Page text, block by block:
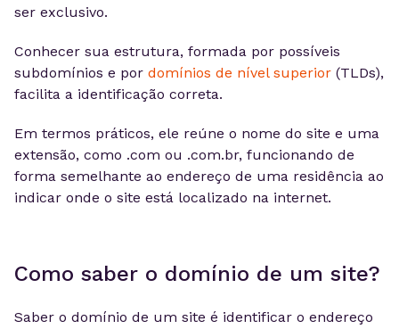
ser exclusivo.
Conhecer sua estrutura, formada por possíveis
subdomínios e por domínios de nível superior (TLDs),
facilita a identificação correta.
Em termos práticos, ele reúne o nome do site e uma
extensão, como .com ou .com.br, funcionando de
forma semelhante ao endereço de uma residência ao
indicar onde o site está localizado na internet.
Como saber o domínio de um site?
Saber o domínio de um site é identificar o endereço